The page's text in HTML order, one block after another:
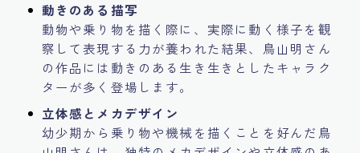
動きのある描写
動物や乗り物を描く際に、実際に動く様子を観
察して表現する力が養われた結果、鳥山明さん
の作品には動きのある生き生きとしたキャラク
ターが多く登場します。
立体感とメカデザイン
幼少期から乗り物や機械を描くことを好んだ鳥